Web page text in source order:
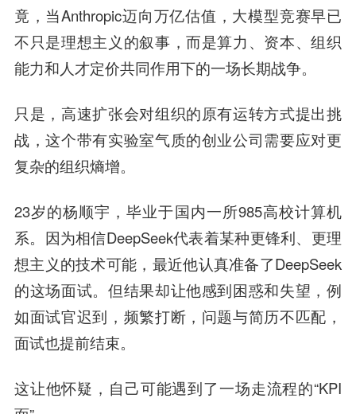
竟，当Anthropic迈向万亿估值，大模型竞赛早已
不只是理想主义的叙事，而是算力、资本、组织
能力和人才定价共同作用下的一场长期战争。
只是，高速扩张会对组织的原有运转方式提出挑
战，这个带有实验室气质的创业公司需要应对更
复杂的组织熵增。
23岁的杨顺宇，毕业于国内一所985高校计算机
系。因为相信DeepSeek代表着某种更锋利、更理
想主义的技术可能，最近他认真准备了DeepSeek
的这场面试。但结果却让他感到困惑和失望，例
如面试官迟到，频繁打断，问题与简历不匹配，
面试也提前结束。
这让他怀疑，自己可能遇到了一场走流程的“KPI